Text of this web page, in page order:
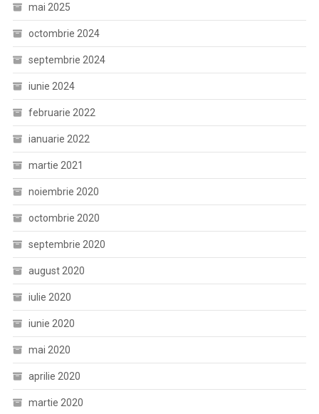
mai 2025
octombrie 2024
septembrie 2024
iunie 2024
februarie 2022
ianuarie 2022
martie 2021
noiembrie 2020
octombrie 2020
septembrie 2020
august 2020
iulie 2020
iunie 2020
mai 2020
aprilie 2020
martie 2020